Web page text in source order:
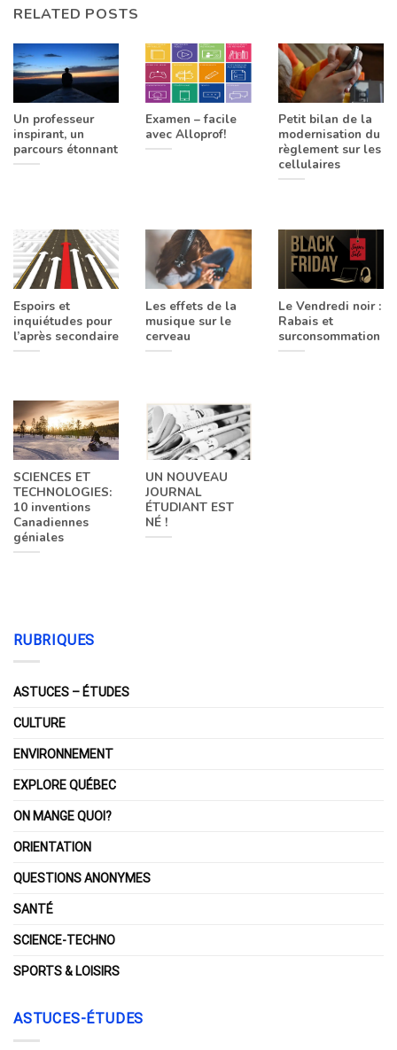
RELATED POSTS
Un professeur
inspirant, un
parcours étonnant
Examen – facile
avec Alloprof!
Petit bilan de la
modernisation du
règlement sur les
cellulaires
Espoirs et
inquiétudes pour
l’après secondaire
Les effets de la
musique sur le
cerveau
Le Vendredi noir :
Rabais et
surconsommation
SCIENCES ET
TECHNOLOGIES:
10 inventions
Canadiennes
géniales
UN NOUVEAU
JOURNAL
ÉTUDIANT EST
NÉ !
RUBRIQUES
ASTUCES – ÉTUDES
CULTURE
ENVIRONNEMENT
EXPLORE QUÉBEC
ON MANGE QUOI?
ORIENTATION
QUESTIONS ANONYMES
SANTÉ
SCIENCE-TECHNO
SPORTS & LOISIRS
ASTUCES-ÉTUDES